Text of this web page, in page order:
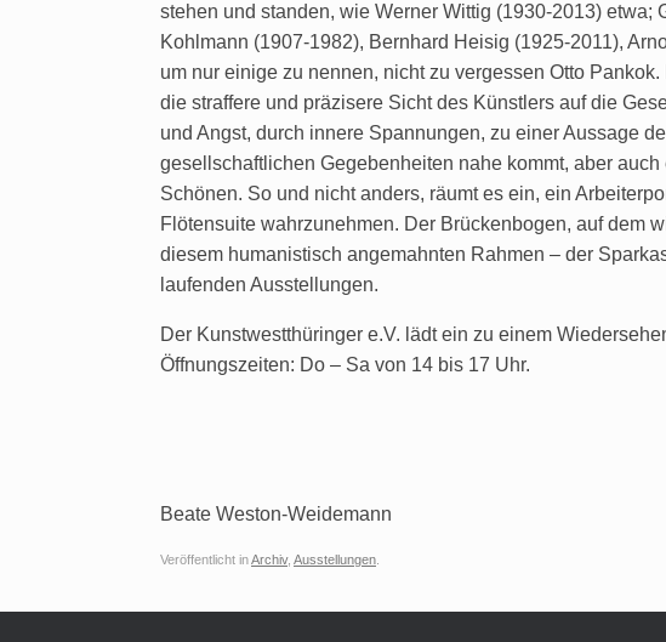
stehen und standen, wie Werner Wittig (1930-2013) etwa;
Kohlmann (1907-1982), Bernhard Heisig (1925-2011),
um nur einige zu nennen, nicht zu vergessen Otto Pankok.
die straffere und präzisere Sicht des Künstlers auf die
und Angst, durch innere Spannungen, zu einer Aussage
gesellschaftlichen Gegebenheiten nahe kommt, aber
Schönen. So und nicht anders, räumt es ein, ein
Flötensuite wahrzunehmen. Der Brückenbogen, auf dem
diesem humanistisch angemahnten Rahmen – der
laufenden Ausstellungen.
Der Kunstwestthüringer e.V. lädt ein zu einem
Öffnungszeiten: Do – Sa von 14 bis 17 Uhr.
Beate Weston-Weidemann
Veröffentlicht inArchiv, Ausstellungen